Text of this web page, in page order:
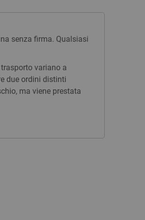
senza firma. Qualsiasi
variano a
due ordini distinti
ma viene prestata